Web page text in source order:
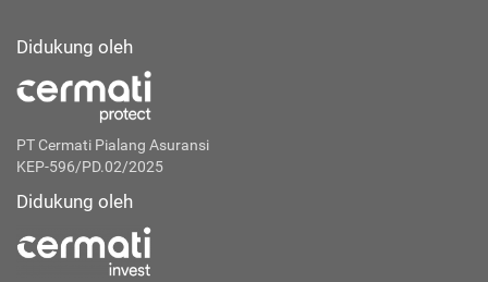
Didukung oleh
PT Cermati Pialang Asuransi
KEP-596/PD.02/2025
Didukung oleh